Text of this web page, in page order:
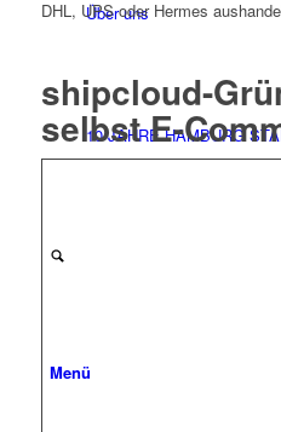
Über uns
10 JAHRE HAMBURG
Menü
DHL, UPS oder Hermes
shipcloud-
selbst E-